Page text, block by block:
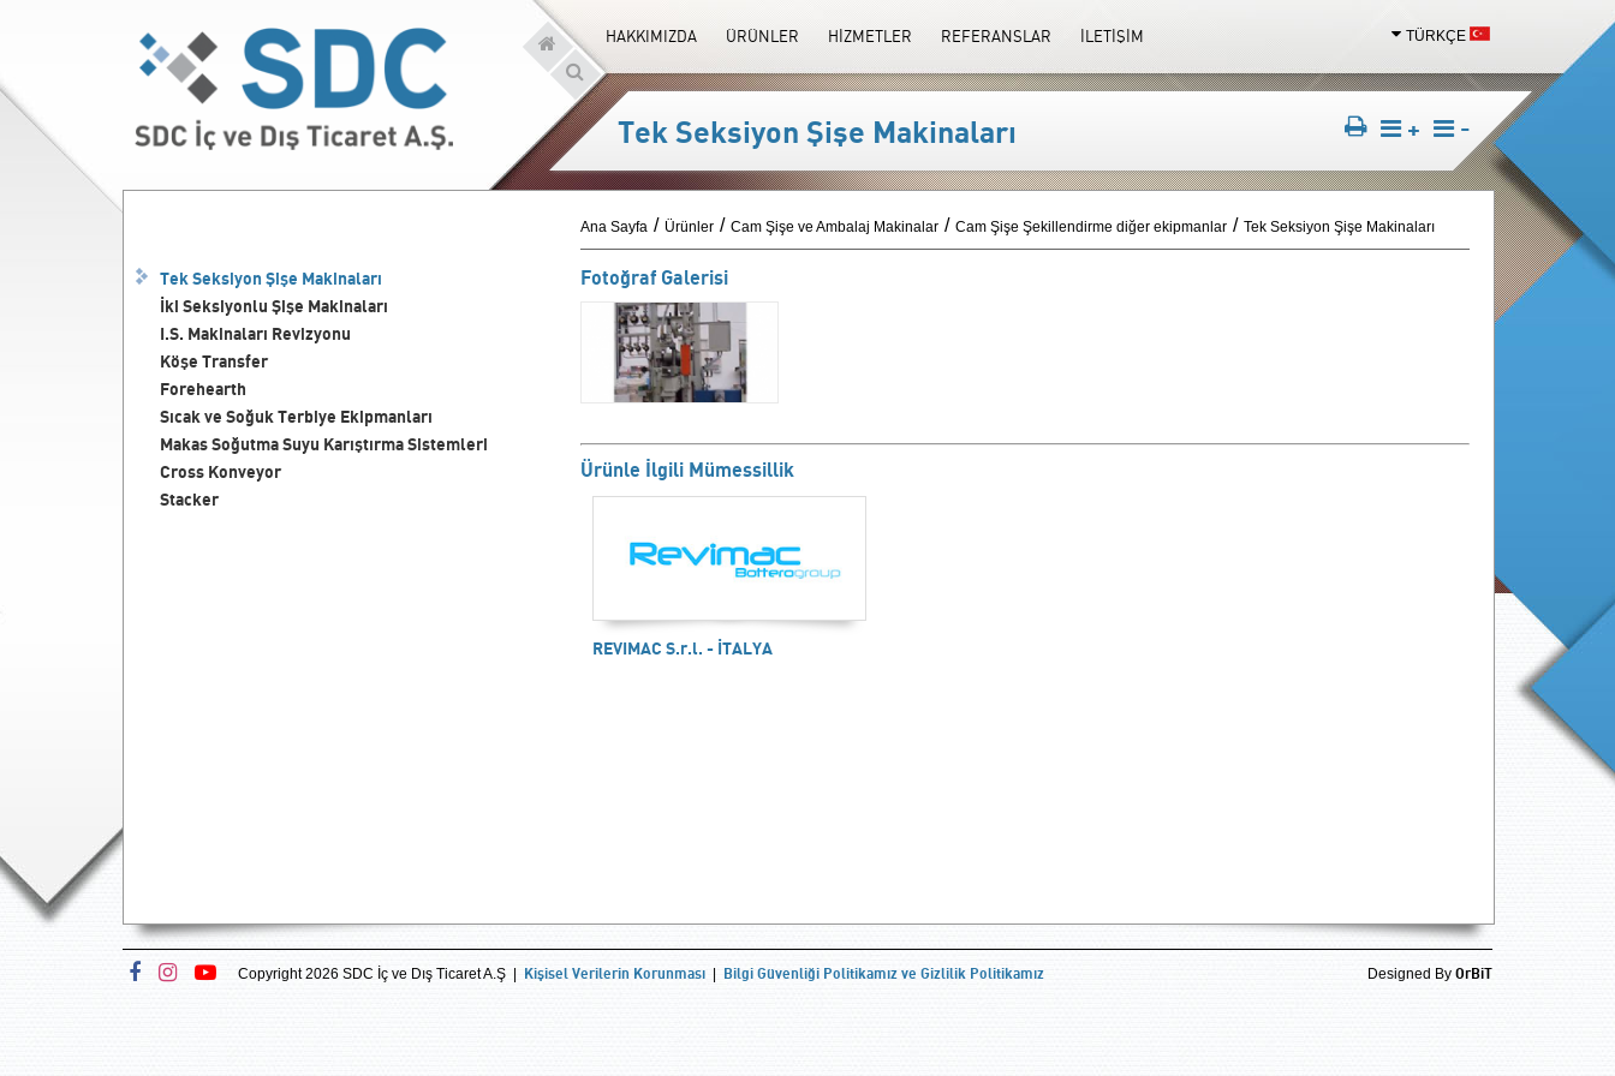
HAKKIMIZDA ÜRÜNLER HİZMETLER REFERANSLAR İLETİŞİM
TÜRKÇE
TÜRKÇE
ENGLISH
Tek Seksiyon Şişe Makinaları + -
Tek Seksiyon Şişe Makinaları
İki Seksiyonlu Şişe Makinaları
I.S. Makinaları Revizyonu
Köşe Transfer
Forehearth
Sıcak ve Soğuk Terbiye Ekipmanları
Makas Soğutma Suyu Karıştırma Sistemleri
Cross Konveyor
Stacker
Ana Sayfa Ürünler Cam Şişe ve Ambalaj Makinalar Cam Şişe Şekillendirme diğer ekipmanlar Tek Seksiyon Şişe Makinaları
Fotoğraf Galerisi
Ürünle İlgili Mümessillik
REVIMAC S.r.l. - İTALYA
Copyright 2026 SDC İç ve Dış Ticaret A.Ş | Kişisel Verilerin Korunması Bilgi Güvenliği Politikamız ve Gizlilik Politikamız Designed By OrBiT